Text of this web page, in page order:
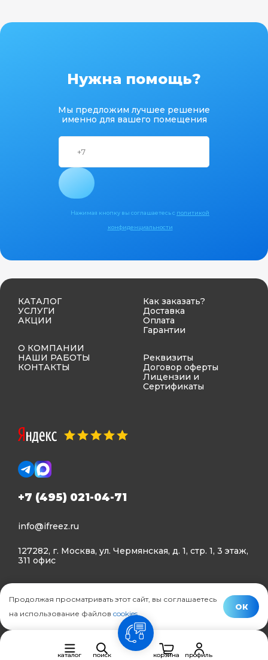
Нужна помощь?
Мы предложим лучшее решение
именно для вашего помещения
Нажимая кнопку вы соглашаетесь с политикой
конфиденциальности
КАТАЛОГ
УСЛУГИ
АКЦИИ
О КОМПАНИИ
НАШИ РАБОТЫ
КОНТАКТЫ
Как заказать?
Доставка
Оплата
Гарантии
Реквизиты
Договор оферты
Лицензии и
Сертификаты
+7 (495) 021-04-71
info@ifreez.ru
127282, г. Москва, ул. Чермянская, д. 1, стр. 1, 3 этаж,
311 офис
Политика конфиденциальности
Политика использования Cookies
© Ifreez - продажа и установка климатической техники,
каталог поиск
связь
корзина
профиль
Продолжая просматривать этот сайт, вы соглашаетесь
на использование файлов cookies.
ОК